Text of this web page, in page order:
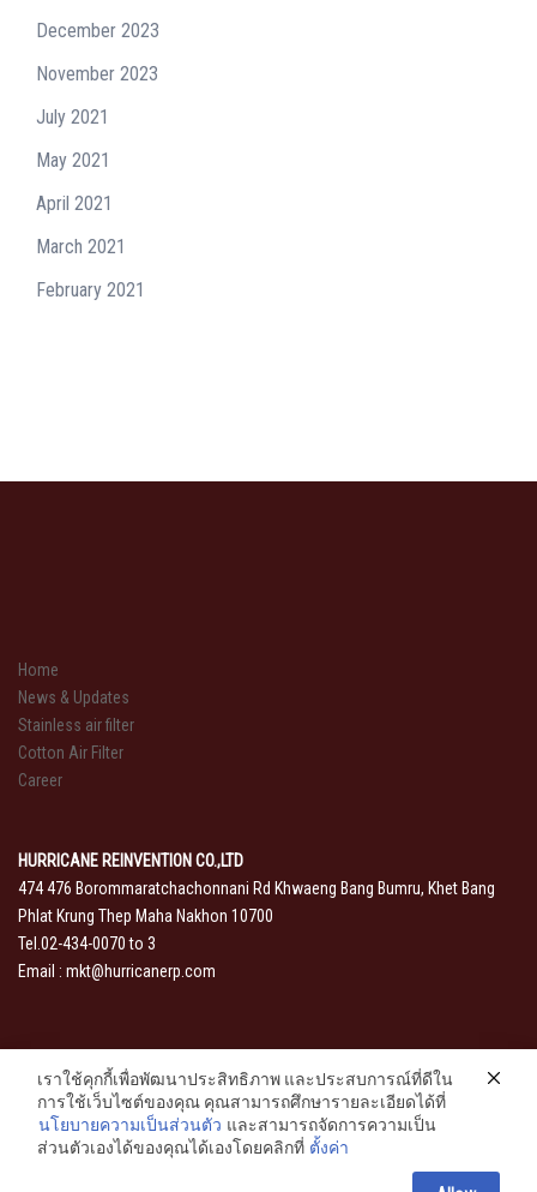
December 2023
November 2023
July 2021
May 2021
April 2021
March 2021
February 2021
Home
News & Updates
Stainless air filter
Cotton Air Filter
Career
HURRICANE REINVENTION CO.,LTD
474 476 Borommaratchachonnani Rd Khwaeng Bang Bumru, Khet Bang
Phlat Krung Thep Maha Nakhon 10700
Tel.02-434-0070 to 3
Email : mkt@hurricanerp.com
เราใช้คุกกี้เพื่อพัฒนาประสิทธิภาพ และประสบการณ์ที่ดีใน
การใช้เว็บไซต์ของคุณ คุณสามารถศึกษารายละเอียดได้ที่
นโยบายความเป็นส่วนตัว และสามารถจัดการความเป็น
ส่วนตัวเองได้ของคุณได้เองโดยคลิกที่ ตั้งค่า